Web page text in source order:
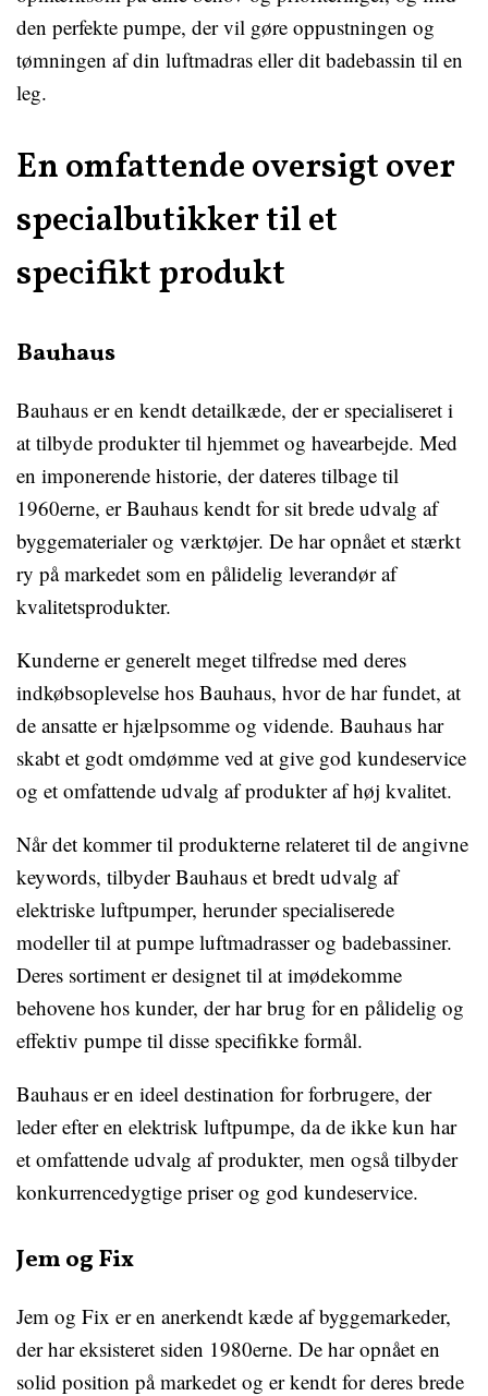
den perfekte pumpe, der vil gøre oppustningen og
tømningen af ​​din luftmadras eller dit badebassin til en
leg.
En omfattende oversigt over
specialbutikker til et
specifikt produkt
Bauhaus
Bauhaus er en kendt detailkæde, der er specialiseret i
at tilbyde produkter til hjemmet og havearbejde. Med
en imponerende historie, der dateres tilbage til
1960erne, er Bauhaus kendt for sit brede udvalg af
byggematerialer og værktøjer. De har opnået et stærkt
ry på markedet som en pålidelig leverandør af
kvalitetsprodukter.
Kunderne er generelt meget tilfredse med deres
indkøbsoplevelse hos Bauhaus, hvor de har fundet, at
de ansatte er hjælpsomme og vidende. Bauhaus har
skabt et godt omdømme ved at give god kundeservice
og et omfattende udvalg af produkter af høj kvalitet.
Når det kommer til produkterne relateret til de angivne
keywords, tilbyder Bauhaus et bredt udvalg af
elektriske luftpumper, herunder specialiserede
modeller til at pumpe luftmadrasser og badebassiner.
Deres sortiment er designet til at imødekomme
behovene hos kunder, der har brug for en pålidelig og
effektiv pumpe til disse specifikke formål.
Bauhaus er en ideel destination for forbrugere, der
leder efter en elektrisk luftpumpe, da de ikke kun har
et omfattende udvalg af produkter, men også tilbyder
konkurrencedygtige priser og god kundeservice.
Jem og Fix
Jem og Fix er en anerkendt kæde af byggemarkeder,
der har eksisteret siden 1980erne. De har opnået en
solid position på markedet og er kendt for deres brede